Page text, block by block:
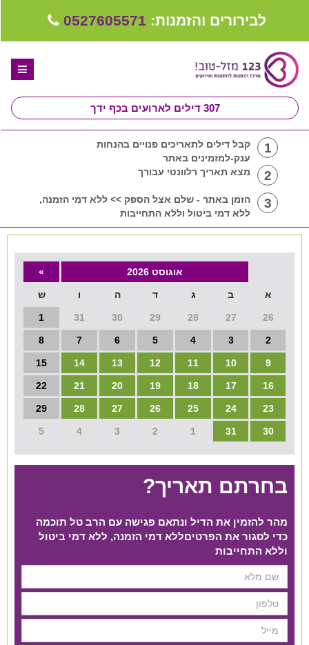
לבירורים והזמנות: 0527605571
307 דילים לארועים בכף ידך
ספקים לחתונה מומלצים
קבלו ייעוץ בחינם
קבוצת וואטסאפ-ספקים עונים LIVE
שירות אישי בקליק
1
קבל דילים לתאריכים פנויים בהנחות
ענק-למזמינים באתר
2 מצא תאריך רלוונטי עבורך
3
הזמן באתר - שלם אצל הספק >> ללא דמי הזמנה,
ללא דמי ביטול וללא התחייבות
אוגוסט 2026 »
א ב ג ד ה ו ש
26
27
28
29
30
31
1
2
3
4
5
6
7
8
9
10
11
12
13
14
15
16
17
18
19
20
21
22
23
24
25
26
27
28
29
30
31
1
2
3
4
5
בחרתם תאריך?
מהר להזמין את הדיל ונתאם פגישה עם הרב טל תוכמה
כדי לסגור את הפרטים​ ללא דמי הזמנה, ללא דמי ביטול
וללא התחייבות